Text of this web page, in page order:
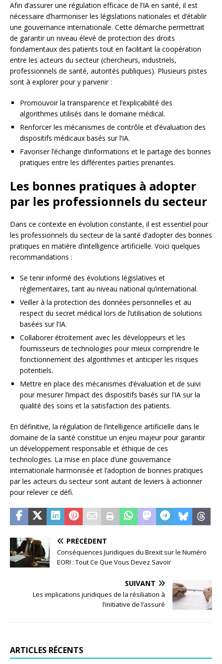
Afin d’assurer une régulation efficace de l’IA en santé, il est
nécessaire d’harmoniser les législations nationales et d’établir
une gouvernance internationale. Cette démarche permettrait
de garantir un niveau élevé de protection des droits
fondamentaux des patients tout en facilitant la coopération
entre les acteurs du secteur (chercheurs, industriels,
professionnels de santé, autorités publiques). Plusieurs pistes
sont à explorer pour y parvenir :
Promouvoir la transparence et l’explicabilité des
algorithmes utilisés dans le domaine médical.
Renforcer les mécanismes de contrôle et d’évaluation des
dispositifs médicaux basés sur l’IA.
Favoriser l’échange d’informations et le partage des bonnes
pratiques entre les différentes parties prenantes.
Les bonnes pratiques à adopter
par les professionnels du secteur
Dans ce contexte en évolution constante, il est essentiel pour
les professionnels du secteur de la santé d’adopter des bonnes
pratiques en matière d’intelligence artificielle. Voici quelques
recommandations :
Se tenir informé des évolutions législatives et
réglementaires, tant au niveau national qu’international.
Veiller à la protection des données personnelles et au
respect du secret médical lors de l’utilisation de solutions
basées sur l’IA.
Collaborer étroitement avec les développeurs et les
fournisseurs de technologies pour mieux comprendre le
fonctionnement des algorithmes et anticiper les risques
potentiels.
Mettre en place des mécanismes d’évaluation et de suivi
pour mesurer l’impact des dispositifs basés sur l’IA sur la
qualité des soins et la satisfaction des patients.
En définitive, la régulation de l’intelligence artificielle dans le
domaine de la santé constitue un enjeu majeur pour garantir
un développement responsable et éthique de ces
technologies. La mise en place d’une gouvernance
internationale harmonisée et l’adoption de bonnes pratiques
par les acteurs du secteur sont autant de leviers à actionner
pour relever ce défi.
PRÉCÉDENT
Conséquences Juridiques du Brexit sur le Numéro
EORI : Tout Ce Que Vous Devez Savoir
SUIVANT
Les implications juridiques de la résiliation à
l’initiative de l’assuré
ARTICLES RÉCENTS